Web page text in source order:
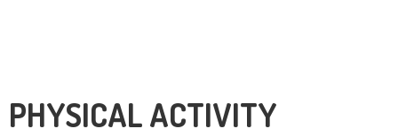
PHYSICAL ACTIVITY